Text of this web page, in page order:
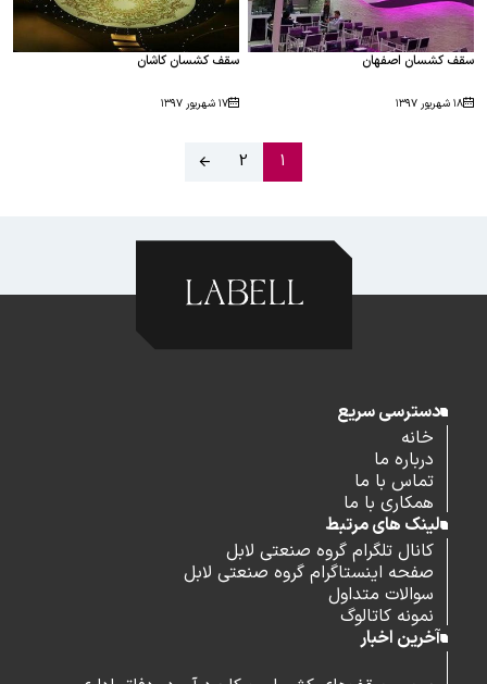
سقف کشسان اصفهان
۱۸ شهریور ۱۳۹۷
سقف کشسان کاشان
۱۷ شهریور ۱۳۹۷
1
2
دسترسی سریع
خانه
درباره ما
تماس با ما
همکاری با ما
لینک های مرتبط
کانال تلگرام گروه صنعتی لابل
صفحه اینستاگرام گروه صنعتی لابل
سوالات متداول
نمونه کاتالوگ
آخرین اخبار